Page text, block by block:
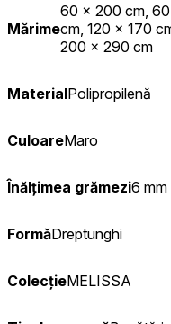
Mărime
60 x 200 cm,
cm, 120 x 170
200 x 290 cm
MaterialPolipropilenă
CuloareMaro
Înălțimea grămezi6 mm
FormăDreptunghi
ColecțieMELISSA